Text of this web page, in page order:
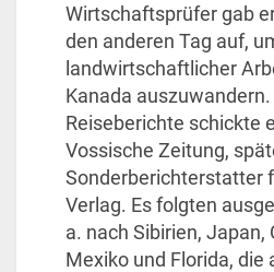
Wirtschaftsprüfer gab
den anderen Tag auf,
landwirtschaftlicher
Kanada auszuwandern.
Reiseberichte schickte
Vossische Zeitung,
Sonderberichterstatter
Verlag. Es folgten
a. nach Sibirien, Japan,
Mexiko und Florida, die